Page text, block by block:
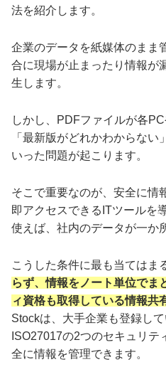
法を紹介します。
企業のデータを紙媒体のまま
合に現場が止まったり情報が
生します。
しかし、PDFファイルが各
「最新版がどれかわからな
いった問題が起こります。
そこで重要なのが、安全に情
即アクセスできるITツールを
使えば、社内のデータが一か
こうした条件に最も当てはま
らず、情報をノート単位でま
ィ資格も取得している情報共
Stockは、大手企業も登録し
ISO27017の2つのセキュリ
全に情報を管理できます。